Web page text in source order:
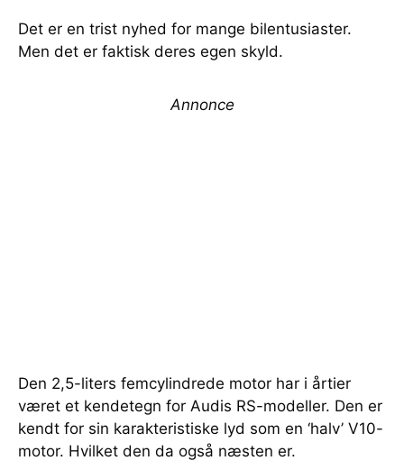
Det er en trist nyhed for mange bilentusiaster.
Men det er faktisk deres egen skyld.
Annonce
Den 2,5-liters femcylindrede motor har i årtier
været et kendetegn for Audis RS-modeller. Den er
kendt for sin karakteristiske lyd som en ‘halv’ V10-
motor. Hvilket den da også næsten er.